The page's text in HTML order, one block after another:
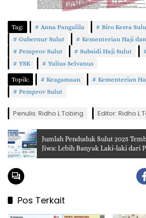
Tag: Anna Pangalila
Biro Kesra
Gubernur Sulut
Kementerian Haji
Pemprov Sulut
Subsidi Haji Sulut
YSK
Yulius Selvanus
Topik: Keagamaan
Kementerian
Pemprov Sulut
Penulis: Ridho L Tobing Editor: Ridho L
Jumlah Penduduk Sulut 2025
Jiwa: Lebih Banyak Laki-laki dari
Pos Terkait